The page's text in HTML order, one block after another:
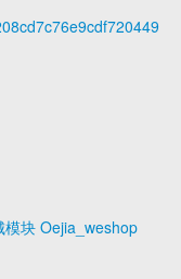
块 Oejia_weshop